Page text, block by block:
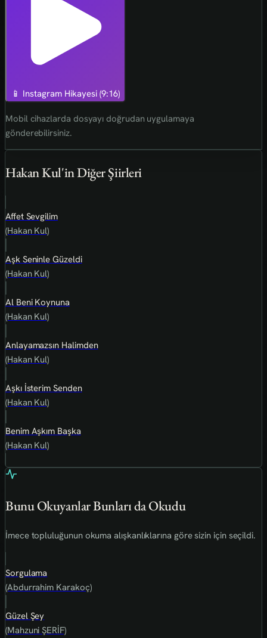
📱 Instagram Hikayesi (9:16)
Mobil cihazlarda dosyayı doğrudan uygulamaya
gönderebilirsiniz.
Hakan Kul'in Diğer Şiirleri
Affet Sevgilim
(Hakan Kul)
Aşk Seninle Güzeldi
(Hakan Kul)
Al Beni Koynuna
(Hakan Kul)
Anlayamazsın Halimden
(Hakan Kul)
Aşkı İsterim Senden
(Hakan Kul)
Benim Aşkım Başka
(Hakan Kul)
Bunu Okuyanlar Bunları da Okudu
İmece topluluğunun okuma alışkanlıklarına göre sizin için seçildi.
Sorgulama
(Abdurrahim Karakoç)
Güzel Şey
(Mahzuni ŞERİF)